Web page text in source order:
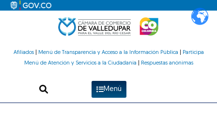
Afiliados| Menú de Transparencia y Acceso a la Información Pública
Participa
Menú de Atención y Servicios a la Ciudadanía
Respuestas anónimas
Menú